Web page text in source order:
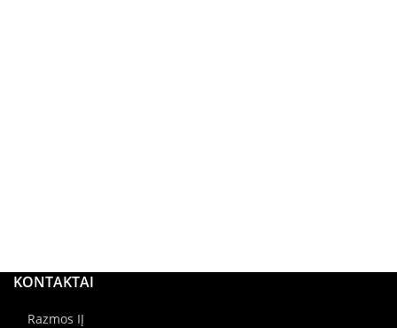
KONTAKTAI
Razmos IĮ